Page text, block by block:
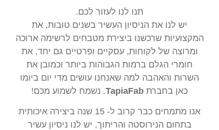
תנו לנו לעזור לכם.
יש לנו את הניסיון העשיר בשנים טובות, את
המקצועיות שרכשנו ביצירת מטבחים לרשימה ארוכה
ומרוצה של לקוחות, עסקיים ופרטיים גם יחד, את
חומרי הגלם ברמות הגבוהות ביותר וכמובן את
השרות והאהבה למה שאנחנו עושים מדי יום ביומו
כאן בחברת TapiaFab. נשמח לשמוע מכם!
אנו מתמחים כבר קרוב ל- 15 שנה ביצירה איכותית
בתחום הנירוסטה והריתוך, יש לנו ניסיון עשיר